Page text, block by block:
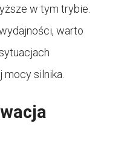
w tym trybie.
warto
silnika.